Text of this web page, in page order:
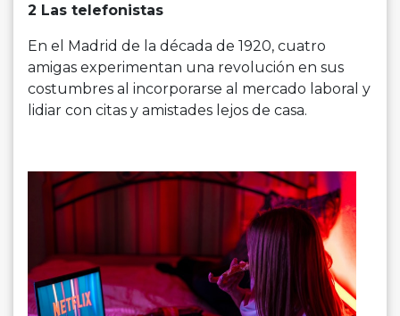
2 Las telefonistas
En el Madrid de la década de 1920, cuatro
amigas experimentan una revolución en sus
costumbres al incorporarse al mercado laboral y
lidiar con citas y amistades lejos de casa.